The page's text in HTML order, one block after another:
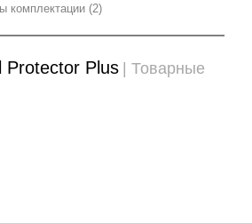
комплектации (2)
Protector Plus | Товарные